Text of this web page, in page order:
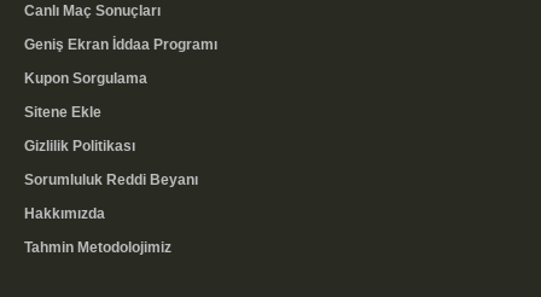
Canlı Maç Sonuçları
Geniş Ekran İddaa Programı
Kupon Sorgulama
Sitene Ekle
Gizlilik Politikası
Sorumluluk Reddi Beyanı
Hakkımızda
Tahmin Metodolojimiz